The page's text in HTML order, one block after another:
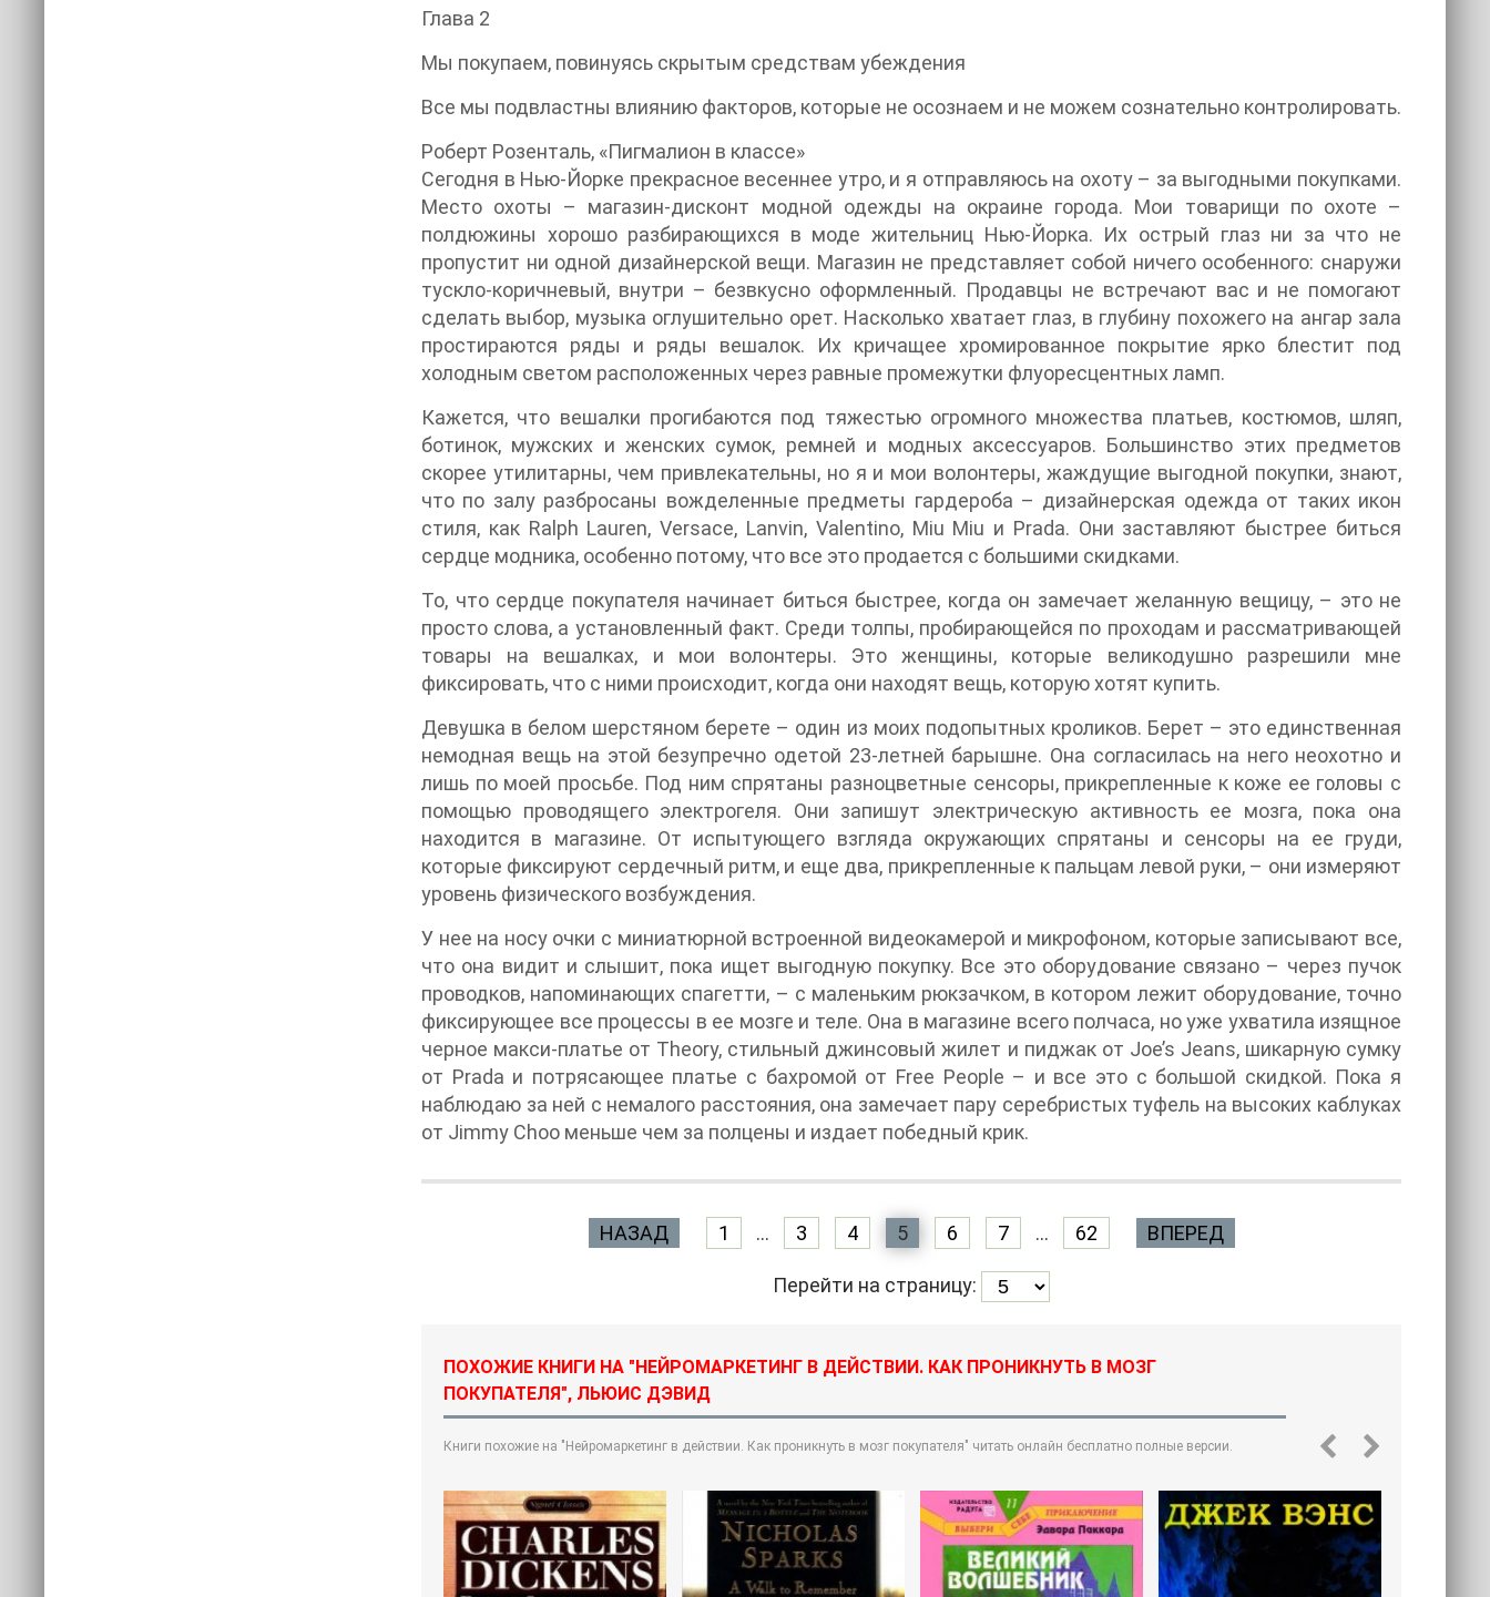
Глава 2
Мы покупаем, повинуясь скрытым средствам убеждения
Все мы подвластны влиянию факторов, которые не осознаем и не можем сознательно контролировать.
Роберт Розенталь, «Пигмалион в классе»
Сегодня в Нью-Йорке прекрасное весеннее утро, и я отправляюсь на охоту – за выгодными покупками.
Место охоты – магазин-дисконт модной одежды на окраине города. Мои товарищи по охоте –
полдюжины хорошо разбирающихся в моде жительниц Нью-Йорка. Их острый глаз ни за что не
пропустит ни одной дизайнерской вещи. Магазин не представляет собой ничего особенного: снаружи
тускло-коричневый, внутри – безвкусно оформленный. Продавцы не встречают вас и не помогают
сделать выбор, музыка оглушительно орет. Насколько хватает глаз, в глубину похожего на ангар зала
простираются ряды и ряды вешалок. Их кричащее хромированное покрытие ярко блестит под
холодным светом расположенных через равные промежутки флуоресцентных ламп.
Кажется, что вешалки прогибаются под тяжестью огромного множества платьев, костюмов, шляп,
ботинок, мужских и женских сумок, ремней и модных аксессуаров. Большинство этих предметов
скорее утилитарны, чем привлекательны, но я и мои волонтеры, жаждущие выгодной покупки, знают,
что по залу разбросаны вожделенные предметы гардероба – дизайнерская одежда от таких икон
стиля, как Ralph Lauren, Versace, Lanvin, Valentino, Miu Miu и Prada. Они заставляют быстрее биться
сердце модника, особенно потому, что все это продается с большими скидками.
То, что сердце покупателя начинает биться быстрее, когда он замечает желанную вещицу, – это не
просто слова, а установленный факт. Среди толпы, пробирающейся по проходам и рассматривающей
товары на вешалках, и мои волонтеры. Это женщины, которые великодушно разрешили мне
фиксировать, что с ними происходит, когда они находят вещь, которую хотят купить.
Девушка в белом шерстяном берете – один из моих подопытных кроликов. Берет – это единственная
немодная вещь на этой безупречно одетой 23-летней барышне. Она согласилась на него неохотно и
лишь по моей просьбе. Под ним спрятаны разноцветные сенсоры, прикрепленные к коже ее головы с
помощью проводящего электрогеля. Они запишут электрическую активность ее мозга, пока она
находится в магазине. От испытующего взгляда окружающих спрятаны и сенсоры на ее груди,
которые фиксируют сердечный ритм, и еще два, прикрепленные к пальцам левой руки, – они измеряют
уровень физического возбуждения.
У нее на носу очки с миниатюрной встроенной видеокамерой и микрофоном, которые записывают все,
что она видит и слышит, пока ищет выгодную покупку. Все это оборудование связано – через пучок
проводков, напоминающих спагетти, – с маленьким рюкзачком, в котором лежит оборудование, точно
фиксирующее все процессы в ее мозге и теле. Она в магазине всего полчаса, но уже ухватила изящное
черное макси-платье от Theory, стильный джинсовый жилет и пиджак от Joe’s Jeans, шикарную сумку
от Prada и потрясающее платье с бахромой от Free People – и все это с большой скидкой. Пока я
наблюдаю за ней с немалого расстояния, она замечает пару серебристых туфель на высоких каблуках
от Jimmy Choo меньше чем за полцены и издает победный крик.
НАЗАД 1 ... 3 4 5 6 7 ... 62 ВПЕРЕД
Перейти на страницу:
ПОХОЖИЕ КНИГИ НА "НЕЙРОМАРКЕТИНГ В ДЕЙСТВИИ. КАК ПРОНИКНУТЬ В МОЗГ
ПОКУПАТЕЛЯ", ЛЬЮИС ДЭВИД
Книги похожие на "Нейромаркетинг в действии. Как проникнуть в мозг покупателя" читать онлайн бесплатно полные версии.